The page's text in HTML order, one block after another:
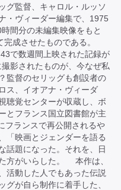
グ監督、キャロル・ルッソ
・ヴィーダー編集で、1975
間分の未編集映像をもと
成させたものである。
で数週間上映された記録が
影されたものが、今なぜ私
監督のセリッグも創設者の
ス、イオアナ・ヴィーダ
聴覚センターが収蔵し、ボ
とフランス国立図書館が主
フランスで再公開されるや
「映画とジェンダーを語る
話題になった。それを、日
方がいらした。 本作は、
活動した人でもあった伝説
グが自ら制作に着手した、